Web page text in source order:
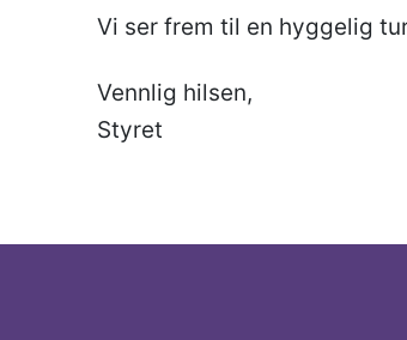
Vi ser frem til en hyggelig
Vennlig hilsen,
Styret